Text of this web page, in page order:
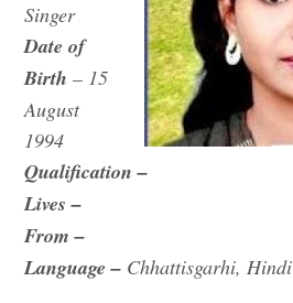
Singer
Date of
Birth – 15
August
1994
Qualification –
Lives –
From –
Language – Chhattisgarhi, Hindi